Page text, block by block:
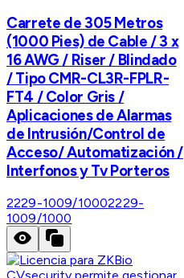
Carrete de 305 Metros
(1000 Pies) de Cable / 3 x
16 AWG / Riser / Blindado
/ Tipo CMR-CL3R-FPLR-
FT4 / Color Gris /
Aplicaciones de Alarmas
de Intrusión/Control de
Acceso/ Automatización /
Interfonos y Tv Porteros
2229-1009/10002229-
1009/1000